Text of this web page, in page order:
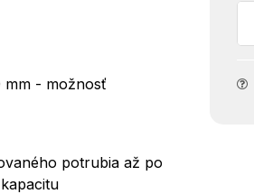
mm - možnosť
potrubia až po